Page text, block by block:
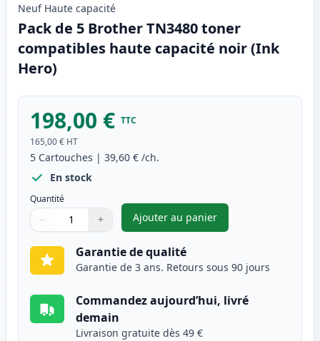
Neuf Haute capacité
Pack de 5 Brother TN3480 toner
compatibles haute capacité noir (Ink
Hero)
198,00 € TTC
165,00 € HT
5 Cartouches | 39,60 € /ch.
En stock
Quantité
Quantité
Utilisez les boutons pour ajuster
− +
Quantité
Ajouter au panier
,Pack de 5 Brother TN3480
Garantie de qualité
Garantie de 3 ans. Retours sous 90 jours
Commandez aujourd’hui, livré
demain
Livraison gratuite dès 49 €